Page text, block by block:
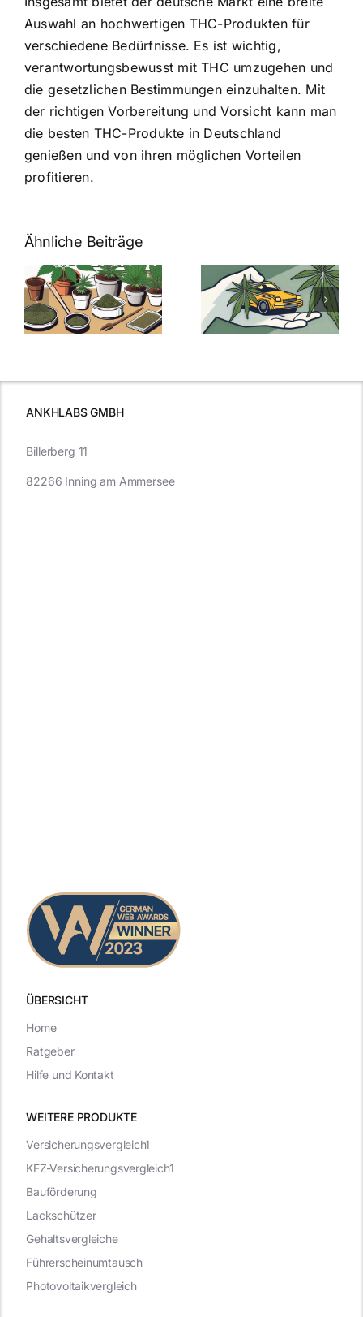
Auswahl an hochwertigen THC-Produkten für
verschiedene Bedürfnisse. Es ist wichtig,
verantwortungsbewusst mit THC umzugehen und
die gesetzlichen Bestimmungen einzuhalten. Mit
der richtigen Vorbereitung und Vorsicht kann man
die besten THC-Produkte in Deutschland
genießen und von ihren möglichen Vorteilen
profitieren.
Ähnliche Beiträge
Neue THC-
Grenzwert-
Regelung:
Was Sie über
Cannabis und
müssen
Cannabis
Samen
kaufen: Alles
was Sie
ANKHLABS GMBH
ÜBERSICHT
WEITERE PRODUKTE
Billerberg 11
82266 Inning am Ammersee
Versicherungsvergleich1
KFZ-Versicherungsvergleich1
Bauförderung
Lackschützer
Gehaltsvergleiche
Führerscheinumtausch
Photovoltaikvergleich
Home
Ratgeber
Hilfe und Kontakt